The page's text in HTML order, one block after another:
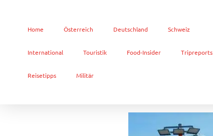
Home Österreich Deutschland Schweiz
International Touristik Food-Insider Tripreports
Reisetipps Militär